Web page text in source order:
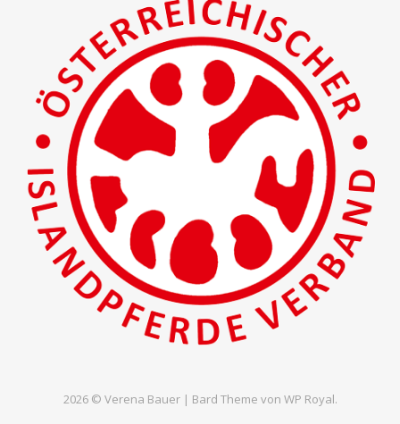
2026 © Verena Bauer | Bard Theme von WP Royal.